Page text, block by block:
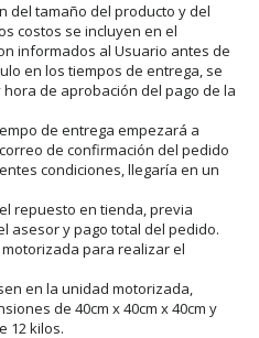
del tamaño del producto y del
costos se incluyen en el
informados al Usuario antes de
en los tiempos de entrega, se
de aprobación del pago de la
de entrega empezará a
de confirmación del pedido
condiciones, llegaría en un
repuesto en tienda, previa
asesor y pago total del pedido.
para realizar el
en la unidad motorizada,
de 40cm x 40cm x 40cm y
12 kilos.